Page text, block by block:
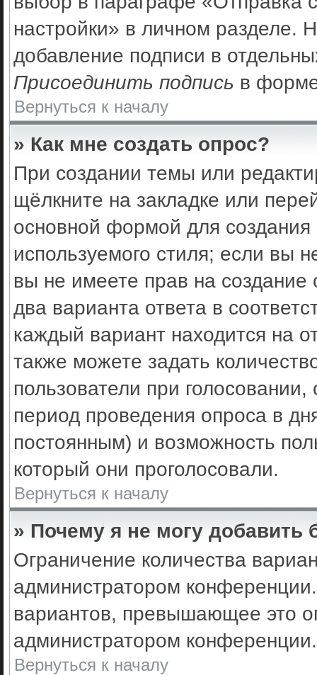
настройки» в личном разделе.
добавление подписи в
Присоединить подпись в
Вернуться к началу
» Как мне создать опрос?
При создании темы или
щёлкните на закладке или
основной формой для
используемого стиля; если вы
вы не имеете прав на
два варианта ответа в
каждый вариант находится на
также можете задать
пользователи при
период проведения опроса в
постоянным) и возможность
который они проголосовали.
Вернуться к началу
» Почему я не могу добавить
Ограничение количества
администратором
вариантов, превышающее это
администратором конференции.
Вернуться к началу